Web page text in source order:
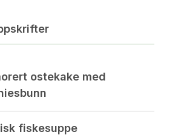
ostekake med
fiskesuppe